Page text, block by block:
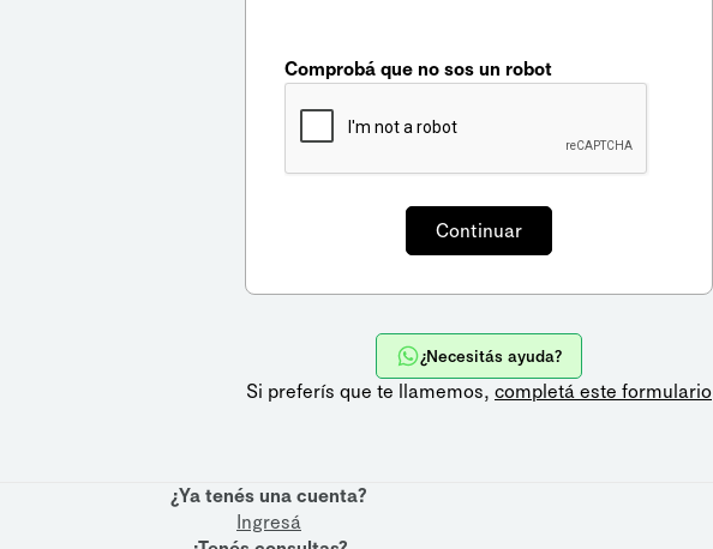
Comprobá que no sos un robot
¿Necesitás ayuda?
Si preferís que te llamemos, completá este formulario
¿Ya tenés una cuenta?
Ingresá